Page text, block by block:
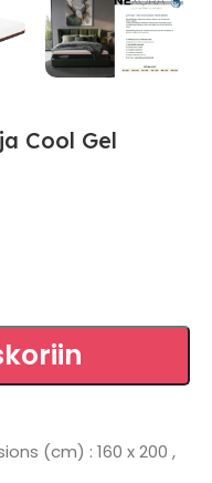
Cool Gel
(cm) : 160 x 200 ,